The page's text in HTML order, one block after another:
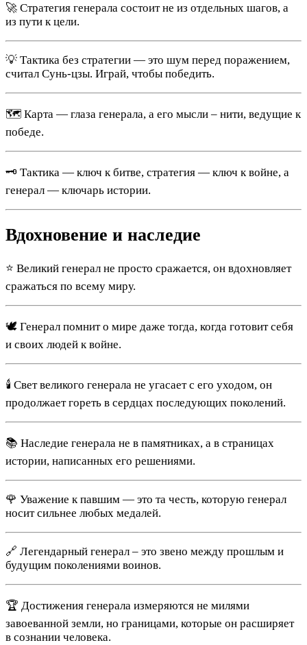
🚀 Стратегия генерала состоит не из отдельных шагов, а
из пути к цели.
💡 Тактика без стратегии — это шум перед поражением,
считал Сунь-цзы. Играй, чтобы победить.
🗺️ Карта — глаза генерала, а его мысли – нити, ведущие к
победе.
🗝️ Тактика — ключ к битве, стратегия — ключ к войне, а
генерал — ключарь истории.
Вдохновение и наследие
⭐ Великий генерал не просто сражается, он вдохновляет
сражаться по всему миру.
🕊️ Генерал помнит о мире даже тогда, когда готовит себя
и своих людей к войне.
🕯️ Свет великого генерала не угасает с его уходом, он
продолжает гореть в сердцах последующих поколений.
📚 Наследие генерала не в памятниках, а в страницах
истории, написанных его решениями.
🌹 Уважение к павшим — это та честь, которую генерал
носит сильнее любых медалей.
🔗 Легендарный генерал – это звено между прошлым и
будущим поколениями воинов.
🏆 Достижения генерала измеряются не милями
завоеванной земли, но границами, которые он расширяет
в сознании человека.